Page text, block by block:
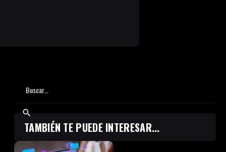
TAMBIÉN TE PUEDE INTERESAR...